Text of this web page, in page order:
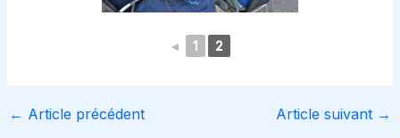
◄ 1 2
Navigation
← Article précédent Article suivant →